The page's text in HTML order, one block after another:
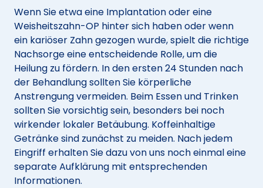
Wenn Sie etwa eine Implantation oder eine
Weisheitszahn-OP hinter sich haben oder wenn
ein kariöser Zahn gezogen wurde, spielt die richtige
Nachsorge eine entscheidende Rolle, um die
Heilung zu fördern. In den ersten 24 Stunden nach
der Behandlung sollten Sie körperliche
Anstrengung vermeiden. Beim Essen und Trinken
sollten Sie vorsichtig sein, besonders bei noch
wirkender lokaler Betäubung. Koffeinhaltige
Getränke sind zunächst zu meiden. Nach jedem
Eingriff erhalten Sie dazu von uns noch einmal eine
separate Aufklärung mit entsprechenden
Informationen.